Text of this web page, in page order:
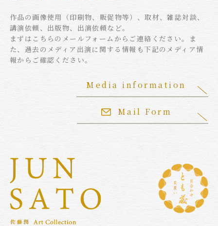
作品の画像使用（印刷物、販促物等）、取材、雑誌対談、
講演依頼、出版物、出演依頼など。
まずはこちらのメールフォームからご連絡ください。ま
た、過去のメディア出演に関する情報も下記のメディア情
報からご確認ください。
Mail Form
Media information